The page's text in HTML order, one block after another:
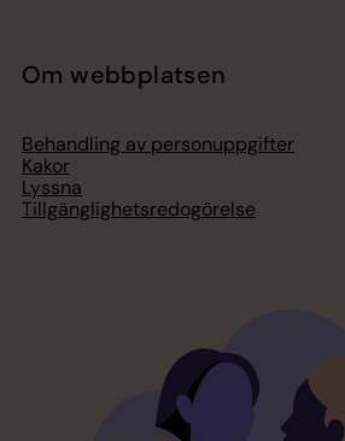
Om webbplatsen
Behandling av personuppgifter
Kakor
Lyssna
Tillgänglighetsredogörelse